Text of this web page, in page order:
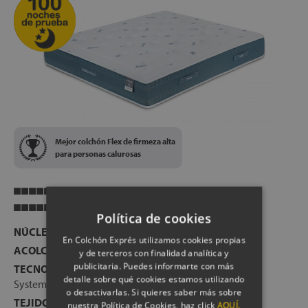
modelo resulta ideal para personas calurosas y para
aquellas que sufren exceso de sudoración nocturna
ENVÍO, MONTAJE Y RETIRADA DEL ANTIGUO
COLCHÓN GRATIS
FABRICACIÓN ESPAÑOLA
+/- 28 cm
Mejor colchón Flex de firmeza alta
para personas calurosas
NÚCLEO:
ACOLCHADO: Viscoelástica + Fibras hipoalergénicas
TECNOLOGÍAS: Multielástic®, Commodo+®, Confort
System+®, Total Protect, Felt Protect
TEJIDO CARA A:
Stretch con comportamiento Fresh
Política de cookies
En Colchón Exprés utilizamos cookies propias
y de terceros con finalidad analítica y
publicitaria. Puedes informarte con más
detalle sobre qué cookies estamos utilizando
o desactivarlas. Si quieres saber más sobre
nuestra Política de Cookies, haz clickAQUÍ.